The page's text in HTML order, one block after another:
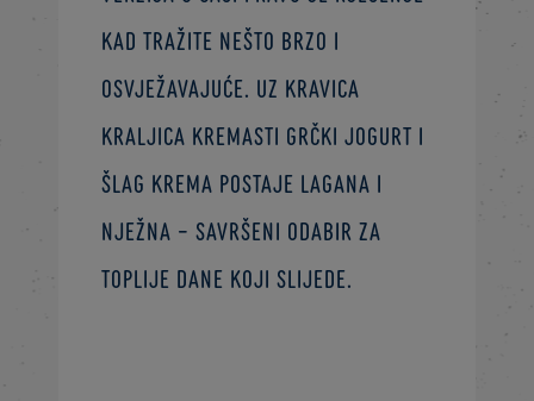
kad tražite nešto brzo i
osvježavajuće. Uz Kravica
Kraljica kremasti grčki jogurt i
šlag krema postaje lagana i
nježna – savršeni odabir za
toplije dane koji slijede.